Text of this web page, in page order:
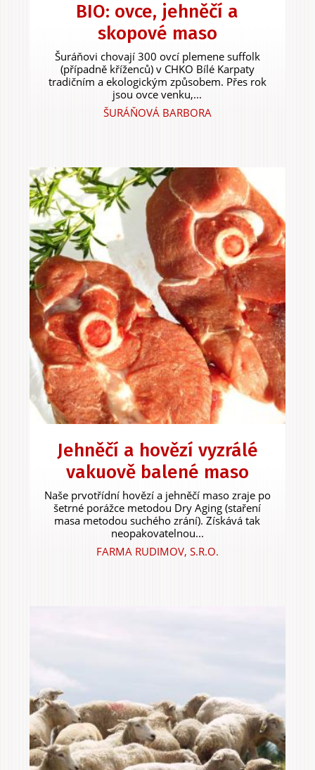
BIO: ovce, jehněčí a
skopové maso
Šuráňovi chovají 300 ovcí plemene suffolk
(případně kříženců) v CHKO Bílé Karpaty
tradičním a ekologickým způsobem. Přes rok
jsou ovce venku,...
ŠURÁŇOVÁ BARBORA
Jehněčí a hovězí vyzrálé
vakuově balené maso
Naše prvotřídní hovězí a jehněčí maso zraje po
šetrné porážce metodou Dry Aging (staření
masa metodou suchého zrání). Získává tak
neopakovatelnou...
FARMA RUDIMOV, S.R.O.